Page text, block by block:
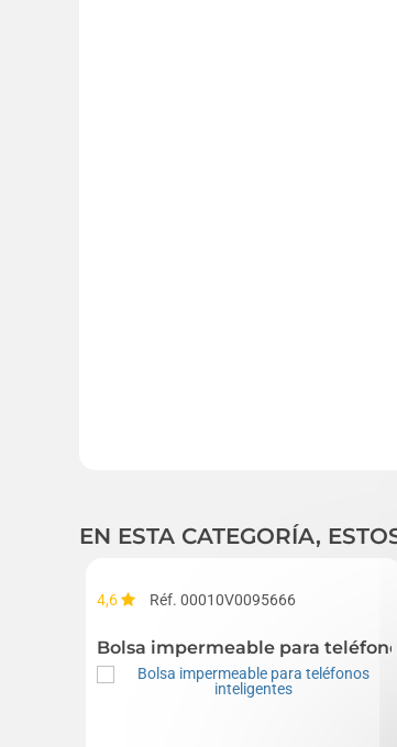
EN ESTA CATEGORÍA,
4,6 Réf. 00010V0095666
Bolsa impermeable para